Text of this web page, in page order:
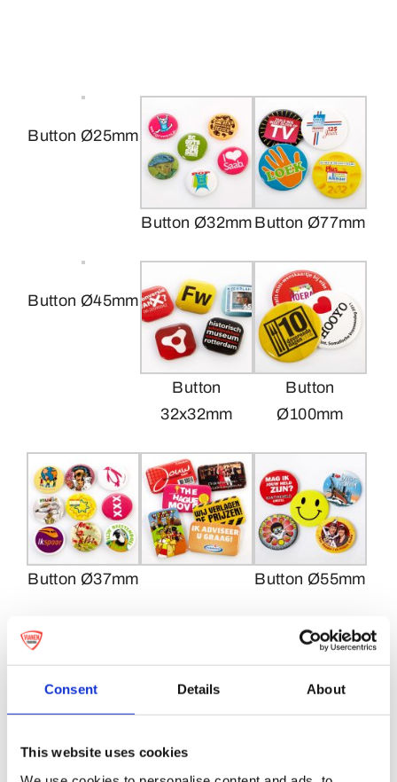
Consent Details About
This website uses cookies
Button Ø25mm
Button Ø32mm Button Ø77mm
Button Ø45mm
Button
32x32mm
Button
Ø100mm
Button Ø37mm Button Ø55mm
Button Ø25mm